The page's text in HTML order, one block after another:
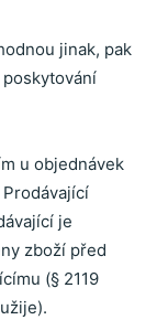
jinak, pak
u objednávek
je
zboží před
(§ 2119